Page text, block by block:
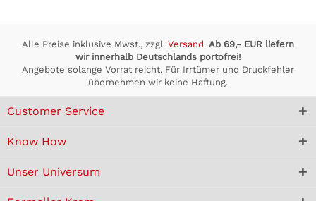
Alle Preise inklusive Mwst., zzgl. Versand. Ab 69,- EUR liefern
wir innerhalb Deutschlands portofrei!
Angebote solange Vorrat reicht. Für Irrtümer und Druckfehler
übernehmen wir keine Haftung.
Customer Service
Know How
Unser Universum